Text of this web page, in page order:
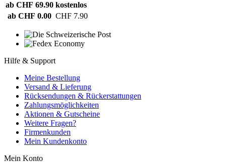
ab CHF 69.90 kostenlos
ab CHF 0.00 CHF 7.90
Hilfe & Support
Meine Bestellung
Versand & Lieferung
Rücksendungen & Rückerstattungen
Zahlungsmöglichkeiten
Aktionen & Gutscheine
Weitere Fragen?
Firmenkunden
Mein Kundenkonto
Mein Konto